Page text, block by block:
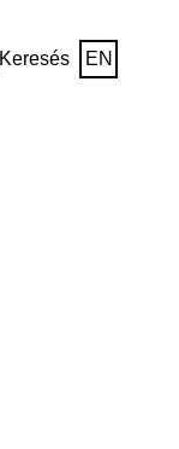
Keresés EN